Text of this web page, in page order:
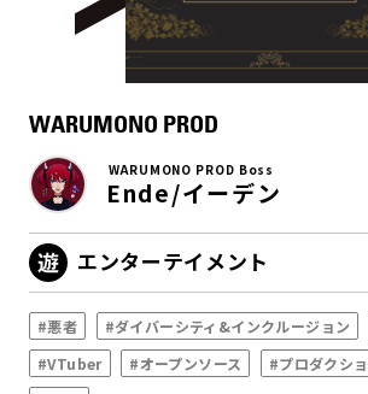
WARUMONO PROD
WARUMONO PROD Boss
Ende/イーデン
エンターテイメント
#悪者 #ダイバーシティ&インクルージョン
#VTuber
#オープンソース #プロダクシ